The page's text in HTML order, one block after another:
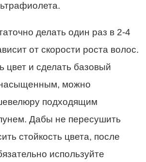
делать один раз в 2-4
от скорости роста волос.
цвет и сделать базовый
можно
подходящим
Дабы не пересушить
стойкость цвета, после
используйте